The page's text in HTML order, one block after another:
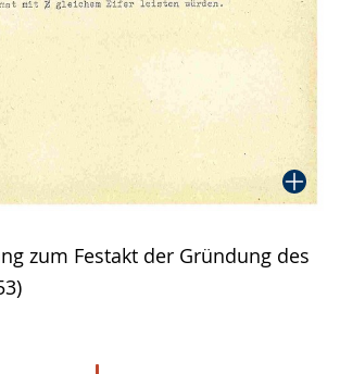
zum Festakt der Gründung des